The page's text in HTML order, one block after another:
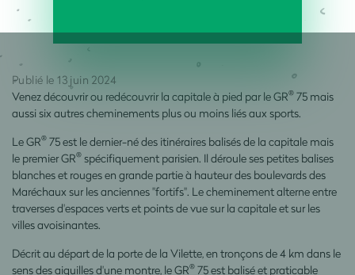
Publié le 13 juin 2024
Venez découvrir ou redécouvrir la capitale à pied par le GR® 75 mais
aussi six autres cheminements plus ou moins liés aux sports.
Le GR® 75 est le dernier-né des itinéraires balisés de la capitale mais
le premier GR® spécifiquement parisien. Il déroule ses petites balises
blanches et rouges en grande partie à hauteur des boulevards des
Maréchaux sur les anciennes "fortifs". Le cheminement alterne entre
traverses d'espaces verts et points de vue sur la capitale et sur les
villes avoisinantes.
Décrit au départ de la porte de la Vilette, en tronçons de 4 km dans le
sens des aiguilles d'une montre, le GR® 75 est balisé et praticable